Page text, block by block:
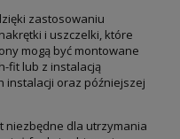
zastosowaniu
i uszczelki, które
mogą być montowane
fit lub z instalacją
instalacji oraz późniejszej
niezbędne dla utrzymania